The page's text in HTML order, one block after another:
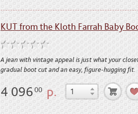
KUT from the Kloth Farrah Baby
A jean with vintage appeal is just what your
gradual boot cut and an easy, figure-hugging fit.
4 09600р.